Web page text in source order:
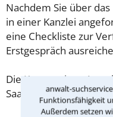
anwalt-
Funktionsfähigkeit
Außerdem setzen
Nachdem Sie über
in einer Kanzlei
eine Checkliste zur
Erstgespräch
Die Kosten eines
Saarbrücken sind oft